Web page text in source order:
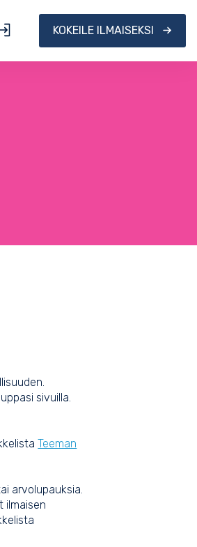
KOKEILE ILMAISEKSI
sivuilla.
Teeman
arvolupauksia.
ilmaisen